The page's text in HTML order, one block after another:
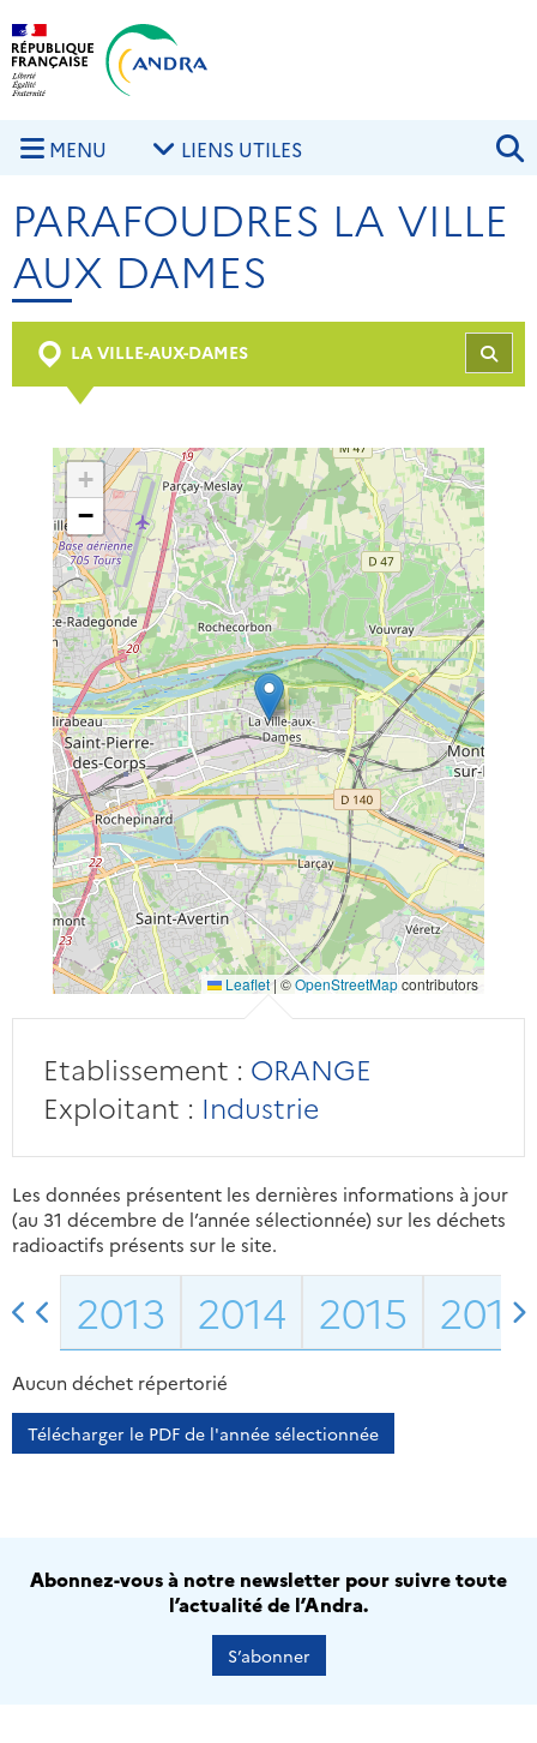
Aller au contenu principal
MENU LIENS UTILES
PARAFOUDRES LA VILLE
AUX DAMES
LA VILLE-AUX-DAMES
+
−
Leaflet| ©OpenStreetMapcontributors
Etablissement : ORANGE
Exploitant : Industrie
Les données présentent les dernières informations à jour
(au 31 décembre de l’année sélectionnée) sur les déchets
radioactifs présents sur le site.
2013 2014 2015 2016
Aucun déchet répertorié
Télécharger le PDF de l'année sélectionnée
Abonnez-vous à notre newsletter pour suivre toute
l’actualité de l’Andra.
S’abonner